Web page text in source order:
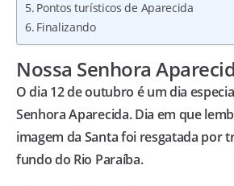
Pontos turísticos de Aparecida
Finalizando
Nossa Senhora
O dia 12 de outubro é um dia
Senhora Aparecida. Dia em que
imagem da Santa foi resgatada por
fundo do Rio Paraíba.